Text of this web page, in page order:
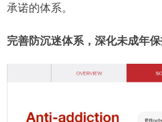
承诺的体系。
完善防沉迷体系，深化未成年